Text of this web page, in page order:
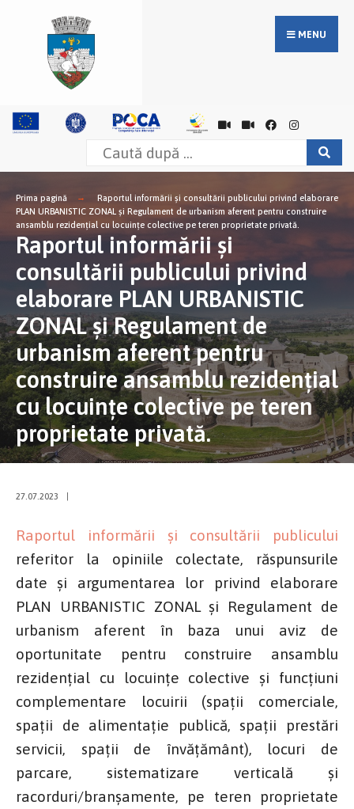
MENU
Prima pagină
Raportul informării și consultării publicului privind elaborare
PLAN URBANISTIC ZONAL şi Regulament de urbanism aferent pentru construire
ansamblu rezidențial cu locuințe colective pe teren proprietate privată.
Raportul informării și
consultării publicului privind
elaborare PLAN URBANISTIC
ZONAL şi Regulament de
urbanism aferent pentru
construire ansamblu rezidențial
cu locuințe colective pe teren
proprietate privată.
27.07.2023
Raportul informării și consultării publicului
referitor la opiniile colectate, răspunsurile
date şi argumentarea lor privind elaborare
PLAN URBANISTIC ZONAL şi Regulament de
urbanism aferent în baza unui aviz de
oportunitate pentru construire ansamblu
rezidențial cu locuințe colective și funcțiuni
complementare locuirii (spații comerciale,
spații de alimentație publică, spații prestări
servicii, spații de învățământ), locuri de
parcare, sistematizare verticală și
racorduri/branșamente, pe teren proprietate